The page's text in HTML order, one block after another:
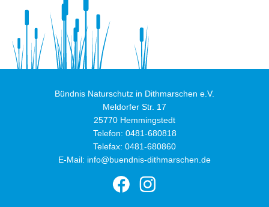
Bündnis Naturschutz in Dithmarschen e.V.
Meldorfer Str. 17
25770 Hemmingstedt
Telefon: 0481-680818
Telefax: 0481-680860
E-Mail: info@buendnis-dithmarschen.de